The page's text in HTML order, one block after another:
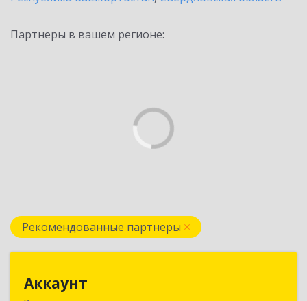
Партнеры в вашем регионе:
Рекомендованные партнеры
Аккаунт